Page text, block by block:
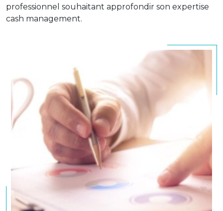
professionnel souhaitant approfondir son expertise
cash management.